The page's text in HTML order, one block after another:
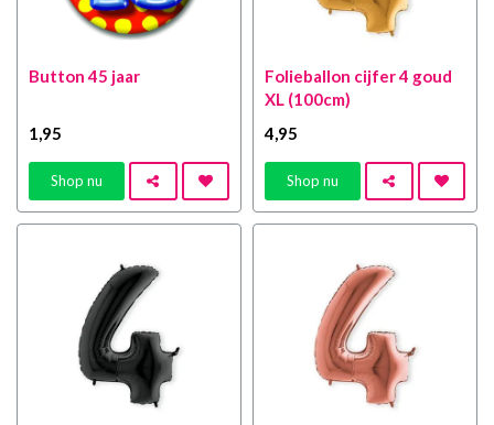
Button 45 jaar
1 ,95
Shop nu
Folieballon cijfer 4 goud
XL (100cm)
4 ,95
Shop nu